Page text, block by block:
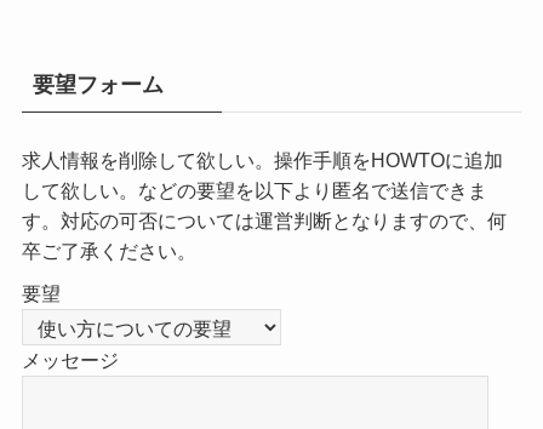
要望フォーム
求人情報を削除して欲しい。操作手順をHOWTOに追加
して欲しい。などの要望を以下より匿名で送信できま
す。対応の可否については運営判断となりますので、何
卒ご了承ください。
要望
メッセージ